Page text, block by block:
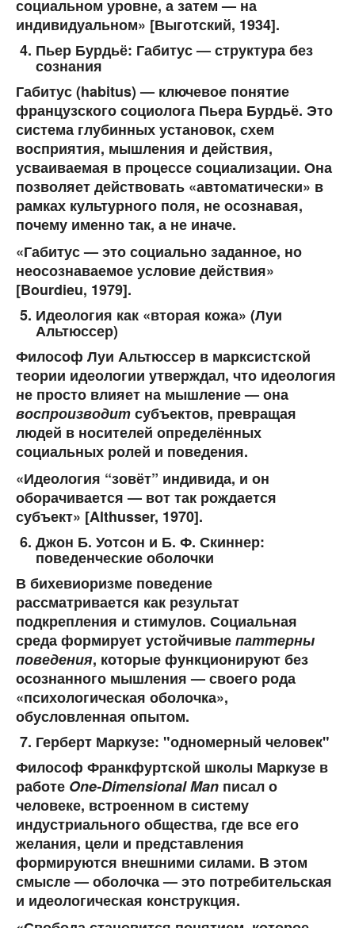
социальном уровне, а затем — на
индивидуальном» [Выготский, 1934].
Пьер Бурдьё: Габитус — структура без
сознания
Габитус (habitus)— ключевое понятие
французского социолога Пьера Бурдьё. Это
система глубинных установок, схем
восприятия, мышления и действия,
усваиваемая в процессе социализации. Она
позволяет действовать «автоматически» в
рамках культурного поля, не осознавая,
почему именно так, а не иначе.
«Габитус — это социально заданное, но
неосознаваемое условие действия»
[Bourdieu, 1979].
Идеология как «вторая кожа» (Луи
Альтюссер)
Философ Луи Альтюссер в марксистской
теории идеологии утверждал, что идеология
не просто влияет на мышление — она
воспроизводитсубъектов, превращая
людей в носителей определённых
социальных ролей и поведения.
«Идеология “зовёт” индивида, и он
оборачивается — вот так рождается
субъект» [Althusser, 1970].
Джон Б. Уотсон и Б. Ф. Скиннер:
поведенческие оболочки
В бихевиоризме поведение
рассматривается как результат
подкрепления и стимулов. Социальная
среда формирует устойчивыепаттерны
поведения, которые функционируют без
осознанного мышления — своего рода
«психологическая оболочка»,
обусловленная опытом.
Герберт Маркузе: "одномерный человек"
Философ Франкфуртской школы Маркузе в
работе One-Dimensional Man писал о
человеке, встроенном в систему
индустриального общества, где все его
желания, цели и представления
формируются внешними силами. В этом
смысле — оболочка — это потребительская
и идеологическая конструкция.